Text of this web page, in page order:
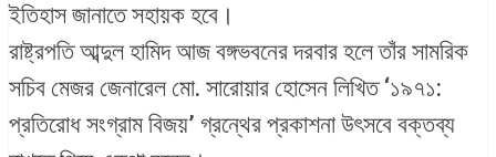
ইতিহাস জানাতে সহায়ক হবে।
রাষ্ট্রপতি আব্দুল হামিদ আজ বঙ্গভবনের দরবার হলে তাঁর সামরিক
সচিব মেজর জেনারেল মো. সারোয়ার হোসেন লিখিত ‘১৯৭১:
প্রতিরোধ সংগ্রাম বিজয়’ গ্রন্থের প্রকাশনা উৎসবে বক্তব্য